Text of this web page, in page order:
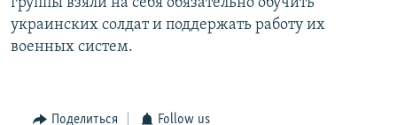
группы взяли на себя обязательно обучить
украинских солдат и поддержать работу их
военных систем.
Поделиться Follow us